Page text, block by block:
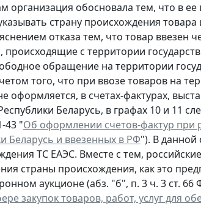
обосновала тем, что в ее
страну происхождения
отказа тем, что товар ввезен
происходящие с территории
обращение на территории
того, что при ввозе товаров на
оформляется, в счетах-фактурах,
Беларусь, в графах 10 и 11
43 "Об оформлении счетов-фактур при
Беларусь и ввезенных в РФ"). В данной
ТС ЕАЭС. Вместе с тем,
страны происхождения, как это
аукционе (абз. "б", п. 3 ч. 3 ст.
закупок товаров, работ, услуг для